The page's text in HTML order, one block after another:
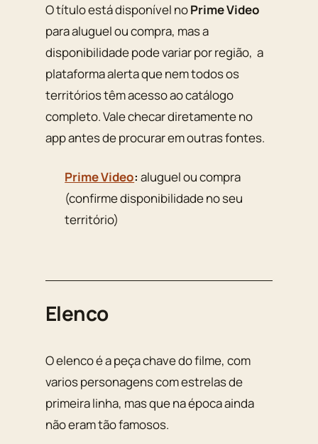
O título está disponível noPrime Video
para aluguel ou compra, mas a
disponibilidade pode variar por região, a
plataforma alerta que nem todos os
territórios têm acesso ao catálogo
completo. Vale checar diretamente no
app antes de procurar em outras fontes.
Prime Video: aluguel ou compra
(confirme disponibilidade no seu
território)
Elenco
O elenco é a peça chave do filme, com
varios personagens com estrelas de
primeira linha, mas que na época ainda
não eram tão famosos.